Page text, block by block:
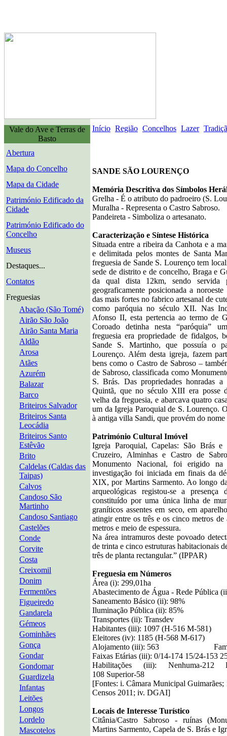
Vale do Ave e Terras de
Basto
Abertura
Mapa do Concelho
Mapa da Cidade
Património Edificado da
Cidade
Património Edificado do
Concelho
Museus
Destaques...
Contatos
Freguesias
Abação (São Tomé)
Airão São João
Airão Santa Maria
Aldão
Arosa
Atães
Azurém
Balazar
Barco
Briteiros Salvador
Briteiros Santa
Leocádia
Briteiros Santo
Estêvão
Brito
Caldelas (Caldas das
Taipas)
Calvos
Candoso São
Martinho
Candoso Santiago
Castelões
Conde
Corvite
Costa
Creixomil
Donim
Fermentões
Figueiredo
Gandarela
Gémeos
Gominhães
Gonça
Gondar
Gondomar
Guardizela
Infantas
Leitões
Longos
Lordelo
Mascotelos
Início Região Concelhos Lazer
SANDE SÃO LOURENÇO
Memória Descritiva dos Símbolos
Grelha - É o atributo do padroeiro (S.
Muralha - Representa o Castro Sabroso.
Pandeireta - Simboliza o artesanato.
Caracterização e Síntese Histórica
Situada entre a ribeira da Canhota e a
e delimitada pelos montes de Santa
freguesia de Sande S. Lourenço tem
sede de distrito e de concelho, Braga e
da qual dista 12km, sendo servida
geograficamente posicionada a
das mais fortes no fabrico artesanal de
como paróquia no século XII. Nas
Afonso II, esta pertencia ao termo de
Coroado detinha nesta “paróquia”
freguesia era propriedade de fidalgos,
Sande S. Martinho, que possuía o
Lourenço. Além desta igreja, fazem
bens como o Castro de Sabroso –
de Sabroso, classificada como
S. Brás. Das propriedades honradas
Quintã, que no século XIII era posse
velha da freguesia, e abarcava quatro
um da Igreja Paroquial de S. Lourenço.
à antiga villa Sandi, que provém do nome
Património Cultural Imóvel
Igreja Paroquial, Capelas: São Brás e
Cruzeiro, Alminhas e Castro de
Monumento Nacional, foi erigido
investigação foi iniciada em finais da
XIX, por Martins Sarmento. Ao longo
arqueológicas registou-se a presença
constituído por uma única linha de
graníticos assentes em seco, em
atingir entre os três e os cinco metros
metros e meio de espessura.
Na área intramuros deste povoado
de trinta e cinco estruturas habitacionais
três de planta rectangular.” (IPPAR)
Freguesia em Números
Área (i): 299,01ha
Abastecimento de Água - Rede Pública
Saneamento Básico (ii): 98%
Iluminação Pública (ii): 85%
Transportes (ii): Transdev
Habitantes (iii): 1097 (H-516 M-581)
Eleitores (iv): 1185 (H-568 M-617)
Alojamento (iii): 563
Faixas Etárias (iii): 0/14-174 15/24-153
Habilitações (iii): Nenhuma-212
108 Superior-58
[Fontes: i. Câmara Municipal
Censos 2011; iv. DGAI]
Locais de Interesse Turístico
Citânia/Castro Sabroso - ruínas
Martins Sarmento, Capela de S. Brás e